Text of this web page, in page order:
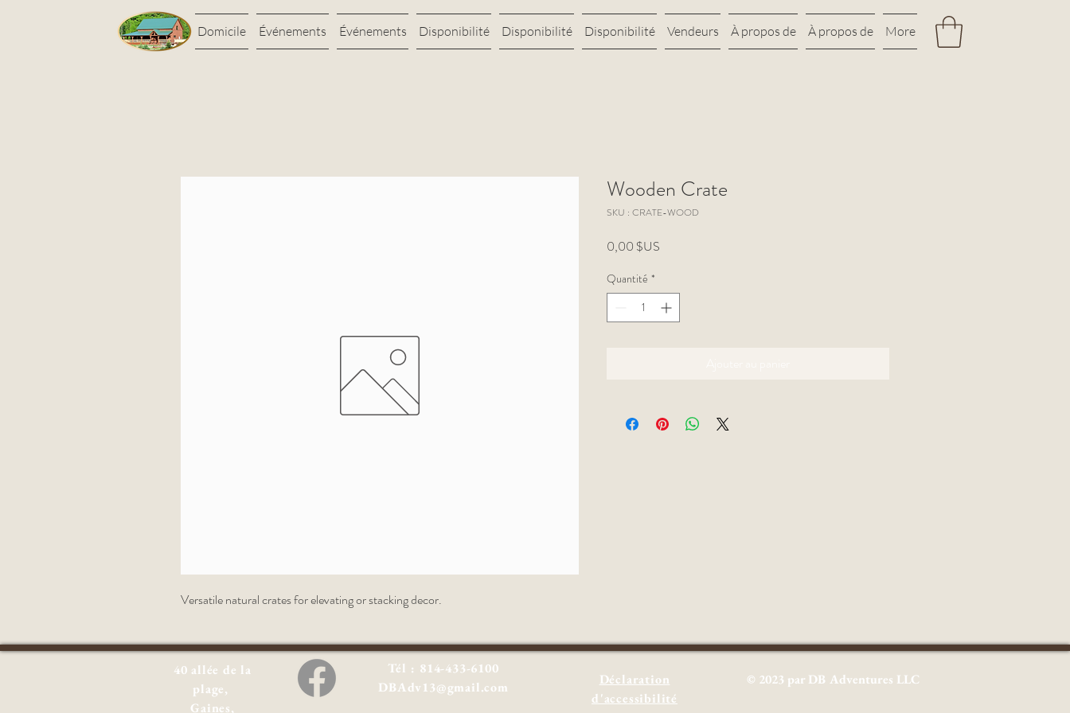
Domicile Événements Événements Disponibilité Disponibilité Disponibilité Vendeurs À propos de À propos de More
Versatile natural crates for elevating or stacking decor.
Wooden Crate
SKU : CRATE-WOOD
0,00 $US
Quantité *
40 allée de la
plage,
Gaines,
Tél : 814-433-6100
DBAdv13@gmail.com
Déclaration
d'accessibilité
© 2023 par DB Adventures LLC